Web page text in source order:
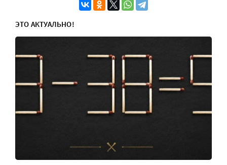
ЭТО АКТУАЛЬНО!